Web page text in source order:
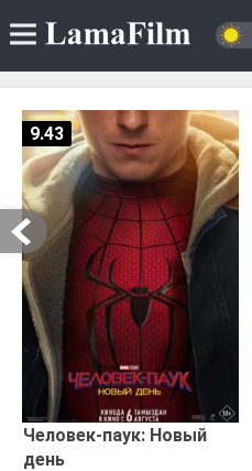
Человек-паук: Новый
день
9.43